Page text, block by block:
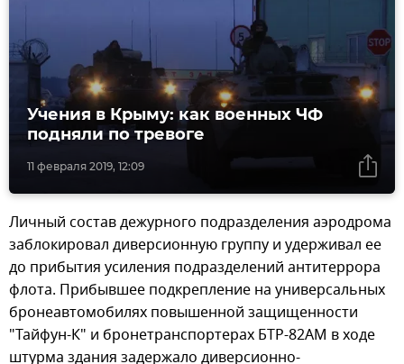
11 февраля 2019, 12:09
Учения в Крыму: как военных ЧФ
подняли по тревоге
Личный состав дежурного подразделения аэродрома
заблокировал диверсионную группу и удерживал ее
до прибытия усиления подразделений антитеррора
флота. Прибывшее подкрепление на универсальных
бронеавтомобилях повышенной защищенности
"Тайфун-К" и бронетранспортерах БТР-82АМ в ходе
штурма здания задержало диверсионно-